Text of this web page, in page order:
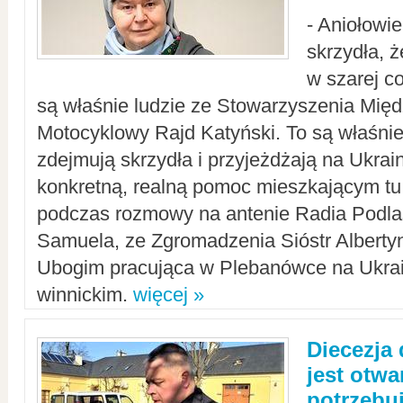
-
skrzydła,
w szarej
są właśnie ludzie ze Stowarzyszenia
Motocyklowy Rajd Katyński. To są
zdejmują skrzydła i przyjeżdżają na
konkretną, realną pomoc mieszkającym
podczas rozmowy na antenie Radia
Samuela, ze Zgromadzenia Sióstr
Ubogim pracująca w Plebanówce na
winnickim. więcej »
Diecezja
jest